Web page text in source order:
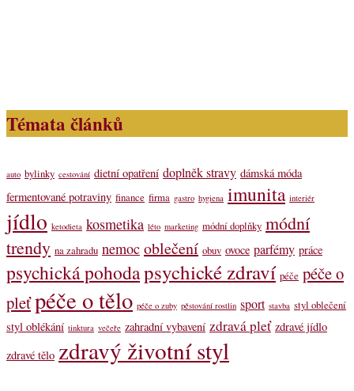
Témata článků
auto bylinky cestování dietní opatření doplněk stravy dámská móda
fermentované potraviny finance firma gastro hygiena imunita interiér
jídlo ketodieta kosmetika léto marketing módní doplňky módní
trendy na zahradu nemoc oblečení obuv ovoce parfémy práce
psychická pohodapsychické zdraví péče péče o
pleťpéče o tělo péče o zuby pěstování rostlin sport stavba styl oblečení
styl oblékání tinktura večeře zahradní vybavení zdravá pleť zdravé jídlo
zdravé tělo zdravý životní styl